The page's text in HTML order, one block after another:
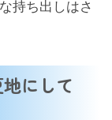
持ち出しはさ
にして